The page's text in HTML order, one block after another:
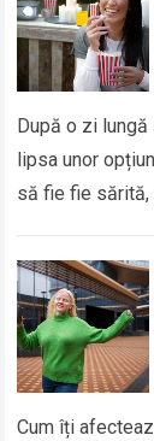
După o zi
lipsa unor
să fie fie sărită,
Cum îți